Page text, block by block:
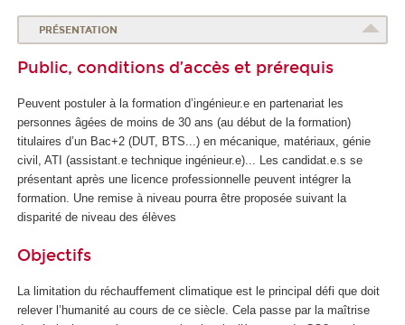
PRÉSENTATION
Public, conditions d’accès et prérequis
Peuvent postuler à la formation d’ingénieur.e en partenariat les
personnes âgées de moins de 30 ans (au début de la formation)
titulaires d’un Bac+2 (DUT, BTS...) en mécanique, matériaux, génie
civil, ATI (assistant.e technique ingénieur.e)... Les candidat.e.s se
présentant après une licence professionnelle peuvent intégrer la
formation. Une remise à niveau pourra être proposée suivant la
disparité de niveau des élèves
Objectifs
La limitation du réchauffement climatique est le principal défi que doit
relever l’humanité au cours de ce siècle. Cela passe par la maîtrise